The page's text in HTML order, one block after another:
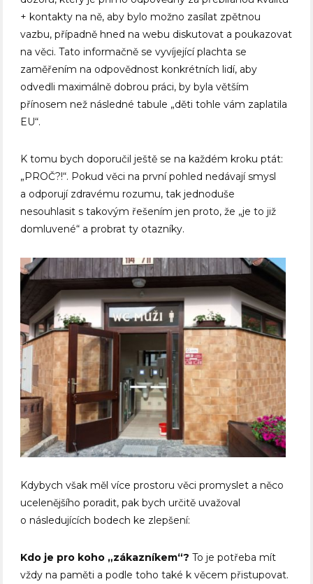
+ kontakty na ně, aby bylo možno zasílat zpětnou
vazbu, případně hned na webu diskutovat a poukazovat
na věci. Tato informačně se vyvíjející plachta se
zaměřením na odpovědnost konkrétních lidí, aby
odvedli maximálně dobrou práci, by byla větším
přínosem než následné tabule „děti tohle vám zaplatila
EU“.
K tomu bych doporučil ještě se na každém kroku ptát:
„PROČ?!“. Pokud věci na první pohled nedávají smysl
a odporují zdravému rozumu, tak jednoduše
nesouhlasit s takovým řešením jen proto, že „je to již
domluvené“ a probrat ty otazníky.
Kdybych však měl více prostoru věci promyslet a něco
ucelenějšího poradit, pak bych určitě uvažoval
o následujících bodech ke zlepšení:
Kdo je pro koho „zákazníkem“? To je potřeba mít
vždy na paměti a podle toho také k věcem přistupovat.